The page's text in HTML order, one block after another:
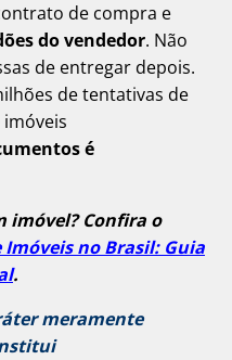
de compra e
do vendedor. Não
de entregar depois.
de tentativas de
é
imóvel? Confira o
Imóveis no Brasil: Guia
.
meramente